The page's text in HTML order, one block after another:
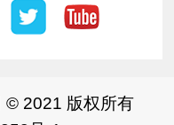
© 2021 版权所有